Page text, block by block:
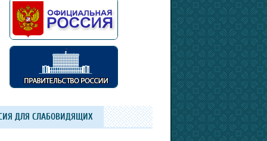
ДЛЯ СЛАБОВИДЯЩИХ